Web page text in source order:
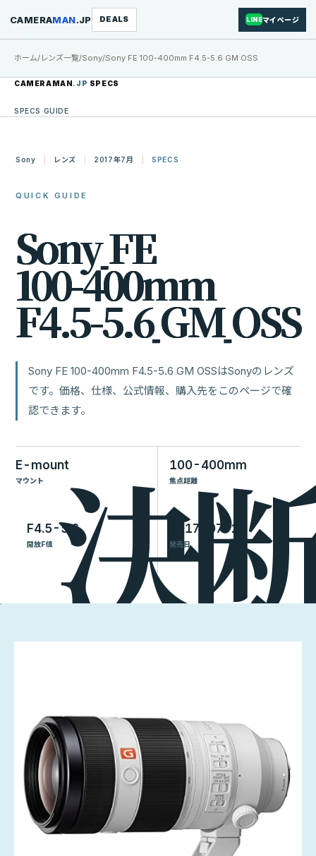
CAMERAMAN.JP DEALS LINEマイページ
ホーム/ レンズ一覧/Sony/Sony FE 100-400mm F4.5-5.6 GM OSS
CAMERAMAN.JP SPECS
SPECS GUIDE
Sony レンズ 2017年7月 SPECS
QUICK GUIDE
SonyFE
100-400mm
F4.5-5.6GMOSS
Sony FE 100-400mm F4.5-5.6 GM OSSはSonyのレンズ
です。価格、仕様、公式情報、購入先をこのページで確
認できます。
E-mount
マウント
100-400mm
焦点距離
F4.5-5.6
開放F値
2017-07-28
発売日